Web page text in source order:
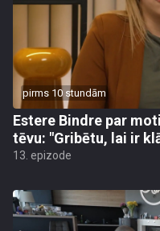
pirms 10 stundām
Estere Bindre par
tēvu: "Gribētu, lai ir
13. epizode